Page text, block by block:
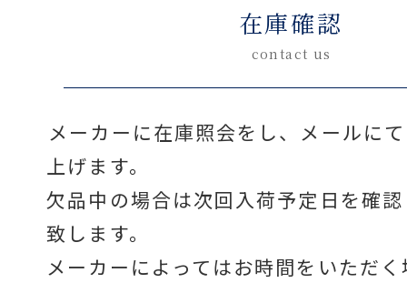
分銅
温度計・湿度計
タイマー
在庫確認
contact us
メーカーに在庫照会をし、メールに
上げます。
欠品中の場合は次回入荷予定日を確
致します。
メーカーによってはお時間をいただ